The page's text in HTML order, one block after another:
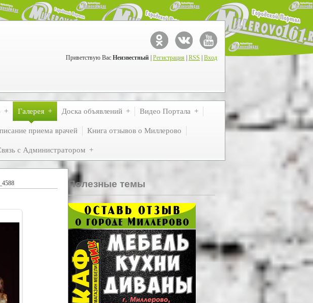
Приветствую Вас Неизвестный Регистрация RSS Вход
Галерея Доска объявлений Видео Портала
приема врачей Книга отзывов о Миллерово
с Администратором
Полезные темы